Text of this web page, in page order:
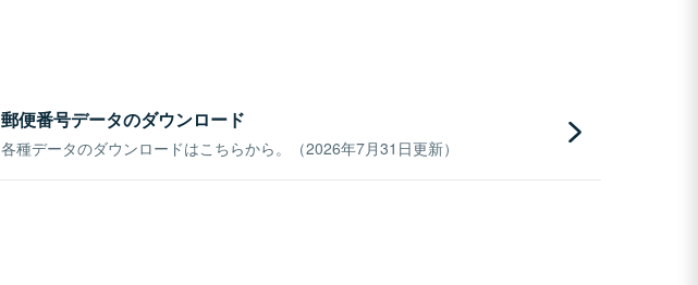
郵便番号データのダウンロード
各種データのダウンロードはこちらから。（2026年7月31日更新）